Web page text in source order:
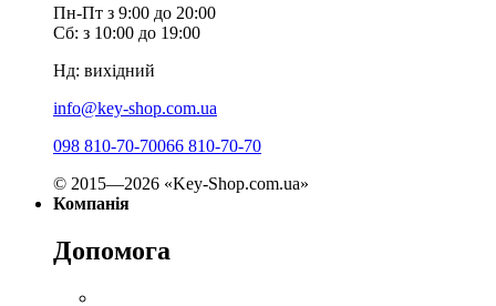
Пн-Пт з 9:00 до 20:00
Сб: з 10:00 до 19:00
Нд: вихідний
info@key-shop.com.ua
098 810-70-70066 810-70-70
© 2015—2026 «Key-Shop.com.ua»
Компанія
Допомога